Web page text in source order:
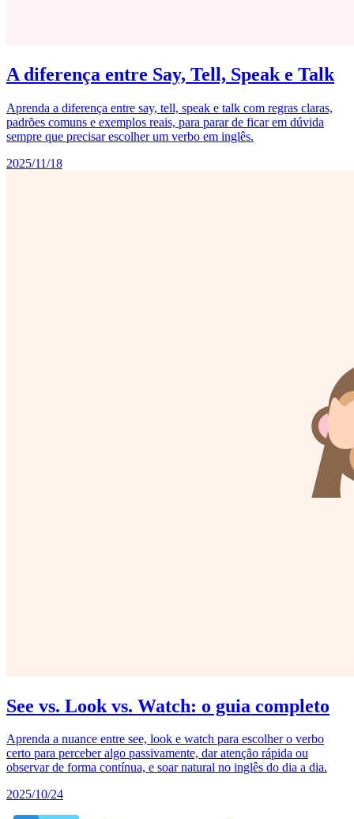
A diferença entre Say, Tell, Speak e Talk
Aprenda a diferença entre say, tell, speak e talk com regras claras,
padrões comuns e exemplos reais, para parar de ficar em dúvida
sempre que precisar escolher um verbo em inglês.
2025/11/18
See vs. Look vs. Watch: o guia completo
Aprenda a nuance entre see, look e watch para escolher o verbo
certo para perceber algo passivamente, dar atenção rápida ou
observar de forma contínua, e soar natural no inglês do dia a dia.
2025/10/24